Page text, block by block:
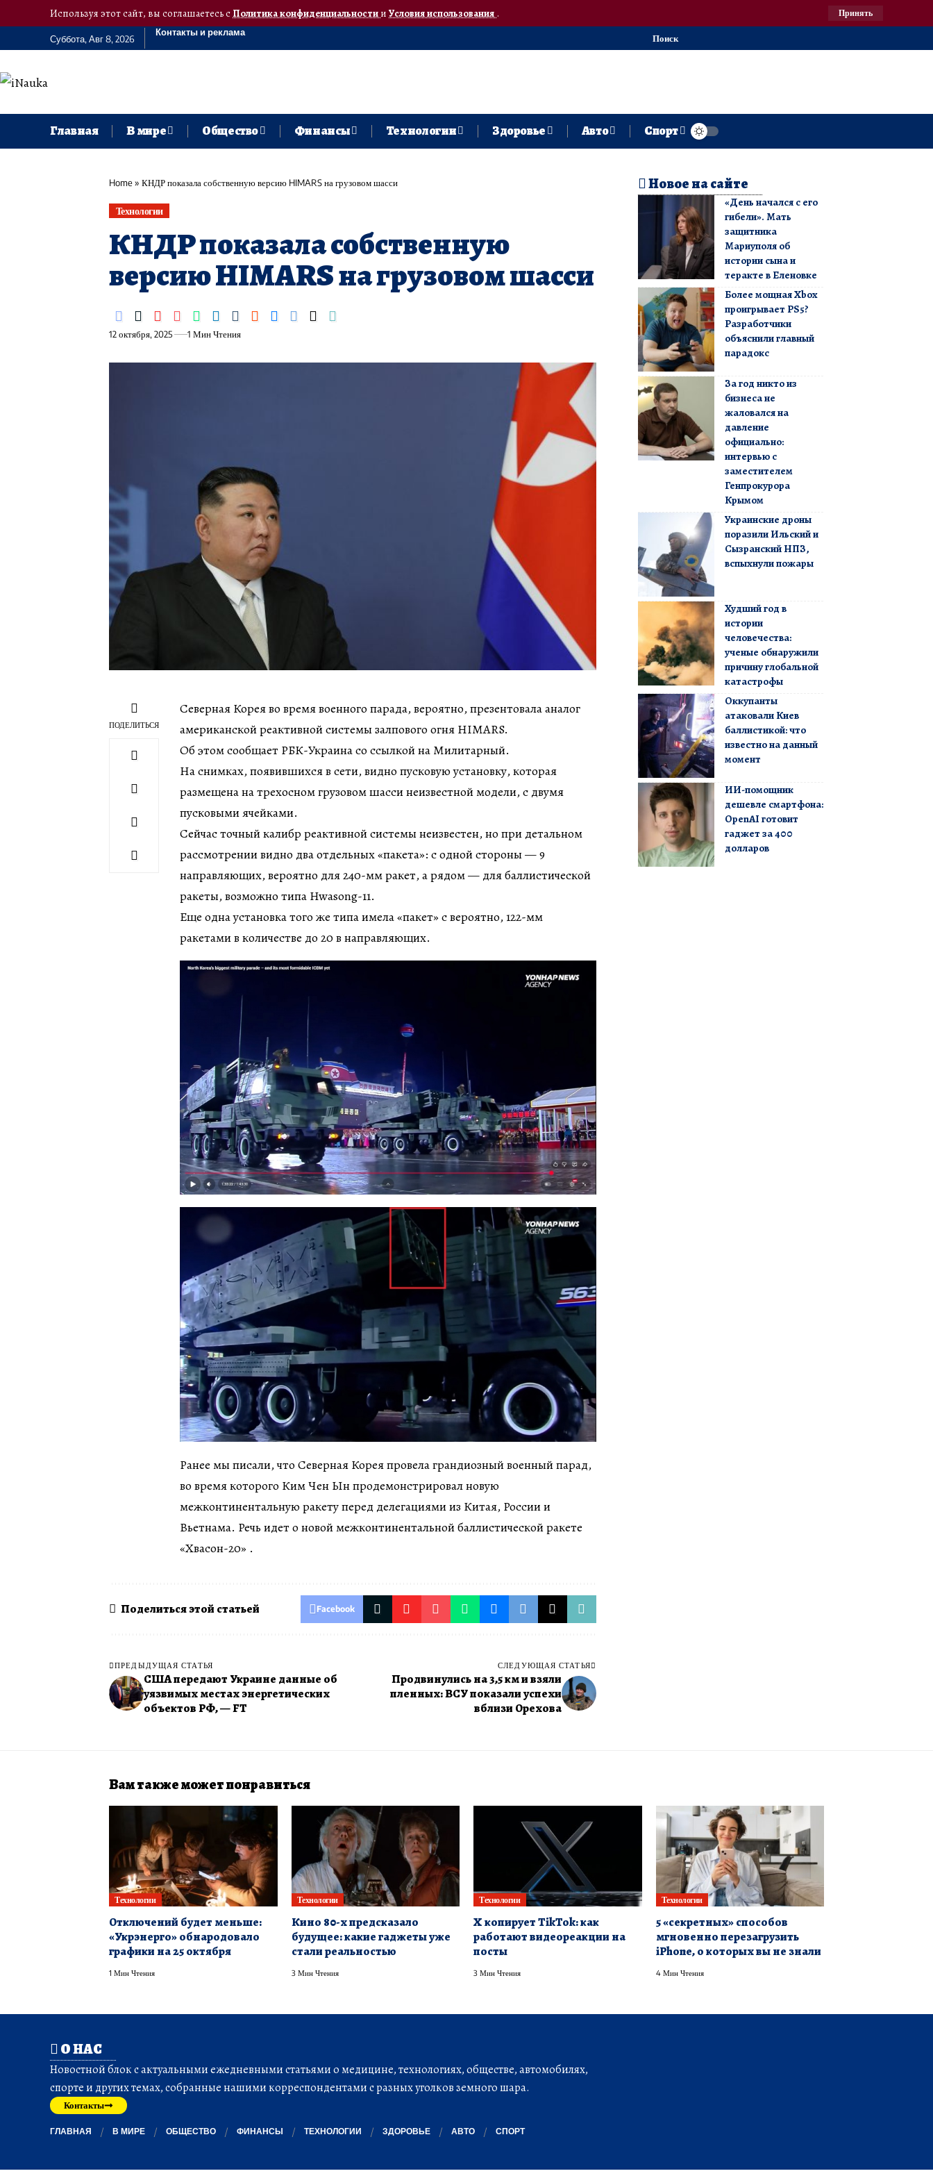
Используя этот сайт, вы соглашаетесь сПолитика конфиденциальностии Условия использования. Принять
Суббота, Авг 8, 2026
Контакты и реклама
Поиск
Главная В мире Общество Финансы Технологии Здоровье Авто Спорт
Home» КНДР показала собственную версию HIMARS на грузовом шасси
Технологии
КНДР показала собственную
версию HIMARS на грузовом шасси
12 октября, 2025 1 Мин Чтения
ПОДЕЛИТЬСЯ
Северная Корея во время военного парада, вероятно, презентовала аналог
американской реактивной системы залпового огня HIMARS.
Об этом сообщает РБК-Украина со ссылкой на Милитарный.
На снимках, появившихся в сети, видно пусковую установку, которая
размещена на трехосном грузовом шасси неизвестной модели, с двумя
пусковыми ячейками.
Сейчас точный калибр реактивной системы неизвестен, но при детальном
рассмотрении видно два отдельных «пакета»: с одной стороны — 9
направляющих, вероятно для 240-мм ракет, а рядом — для баллистической
ракеты, возможно типа Hwasong-11.
Еще одна установка того же типа имела «пакет» с вероятно, 122-мм
ракетами в количестве до 20 в направляющих.
Ранее мы писали, что Северная Корея провела грандиозный военный парад,
во время которого Ким Чен Ын продемонстрировал новую
межконтинентальную ракету перед делегациями из Китая, России и
Вьетнама. Речь идет о новой межконтинентальной баллистической ракете
«Хвасон-20» .
Поделиться этой статьей Facebook
ПРЕДЫДУЩАЯ СТАТЬЯ
США передают Украине данные об
уязвимых местах энергетических
объектов РФ, — FT
СЛЕДУЮЩАЯ СТАТЬЯ
Продвинулись на 3,5 км и взяли
пленных: ВСУ показали успехи
вблизи Орехова
Новое на сайте
«День начался с его
гибели». Мать
защитника
Мариуполя об
истории сына и
теракте в Еленовке
Более мощная Xbox
проигрывает PS5?
Разработчики
объяснили главный
парадокс
За год никто из
бизнеса не
жаловался на
давление
официально:
интервью с
заместителем
Генпрокурора
Крымом
Украинские дроны
поразили Ильский и
Сызранский НПЗ,
вспыхнули пожары
Худший год в
истории
человечества:
ученые обнаружили
причину глобальной
катастрофы
Оккупанты
атаковали Киев
баллистикой: что
известно на данный
момент
ИИ-помощник
дешевле смартфона:
OpenAI готовит
гаджет за 400
долларов
Вам также может понравиться
Технологии
Отключений будет меньше:
«Укрэнерго» обнародовало
графики на 25 октября
1 Мин Чтения
Технологии
Кино 80-х предсказало
будущее: какие гаджеты уже
стали реальностью
3 Мин Чтения
Технологии
X копирует TikTok: как
работают видеореакции на
посты
3 Мин Чтения
Технологии
5 «секретных» способов
мгновенно перезагрузить
iPhone, о которых вы не знали
4 Мин Чтения
О НАС
Новостной блок с актуальными ежедневными статьями о медицине, технологиях, обществе, автомобилях,
спорте и других темах, собранные нашими корреспондентами с разных уголков земного шара.
Контакты
ГЛАВНАЯ В МИРЕ ОБЩЕСТВО ФИНАНСЫ ТЕХНОЛОГИИ ЗДОРОВЬЕ АВТО СПОРТ